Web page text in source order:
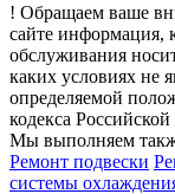
! Обращаем ваше
сайте информация,
обслуживания
каких условиях не
определяемой
кодекса
Мы выполняем
Ремонт подвески
системы